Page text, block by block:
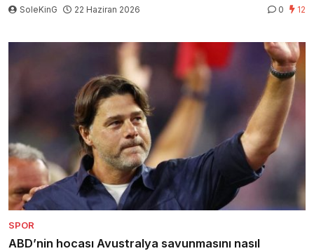
SoleKinG 22 Haziran 2026 0 12
SPOR
ABD’nin hocası Avustralya savunmasını nasıl